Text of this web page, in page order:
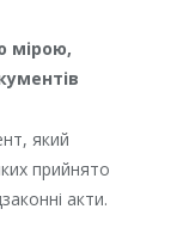
мірою,
який
прийнято
акти.